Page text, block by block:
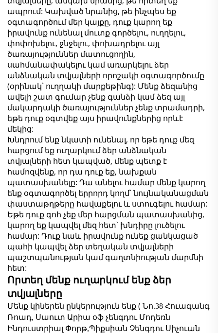
ապրում: Կախված նրանից, թե ինչպես եք
օգտագործում մեր կայքը, դուք կարող եք
իրավունք ունենալ մուտք գործելու, ուղղելու,
փոփոխելու, ջնջելու, փոխադրելու այլ
ծառայություններ մատուցողին,
սահմանափակելու կամ առարկելու ձեր
անձնական տվյալների որոշակի օգտագործումը
(օրինակ՝ ուղղակի մարքեթինգ): Մենք ձեզանից
ավելի շատ գումար չենք գանձի կամ ձեզ այլ
մակարդակի ծառայություններ չենք տրամադրի,
եթե դուք օգտվեք այս իրավունքներից որևէ
մեկից:
Խնդրում ենք նկատի ունենալ, որ եթե դուք մեզ
հարցում եք ուղարկում ձեր անձնական
տվյալների հետ կապված, մենք պետք է
համոզվենք, որ դա դուք եք, նախքան
պատասխանելը: Դա անելու համար մենք կարող
ենք օգտագործել երրորդ կողմ՝ նույնականացման
փաստաթղթերը հավաքելու և ստուգելու համար:
Եթե դուք գոհ չեք մեր հարցման պատասխանից,
կարող եք կապվել մեզ հետ՝ խնդիրը լուծելու
համար: Դուք նաև իրավունք ունեք ցանկացած
պահի կապվել ձեր տեղական տվյալների
պաշտպանության կամ գաղտնիության մարմնի
հետ:
Որտեղ մենք ուղարկում ենք ձեր
տվյալները
Մենք կիներեն ընկերություն ենք ( Նո.38 Հուագանգ
Ռոադ, Սաուտ Արիա օֆ չենգդու Մոդեռն
Ինդուստրիալ Փորթ,Պիքսիան Չենգդու Սիչուան